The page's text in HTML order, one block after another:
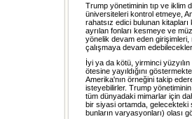
Trump yönetiminin tıp ve iklim
üniversiteleri kontrol etmeye,
rahatsız edici bulunan
ayrılan fonları kesmeye ve
yönelik devam eden girişimleri,
çalışmaya devam
İyi ya da kötü, yirminci
ötesine yayıldığını
Amerika'nın örneğini takip
isteyebilirler. Trump
tüm dünyadaki mimarlar için
bir siyasi ortamda, gelecekteki
bunların varyasyonları) olası